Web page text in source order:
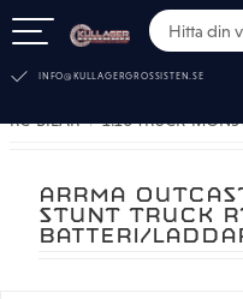
INFO@KULLAGERGROSSISTEN.SE
RC-BILAR 1:10 TRUCK-
ARRMA
STUNT TRUCK
BATTERI/